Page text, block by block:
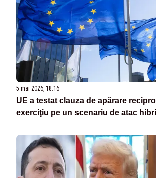
5 mai 2026, 18:16
UE a testat clauza de apărare
exerciţiu pe un scenariu de atac